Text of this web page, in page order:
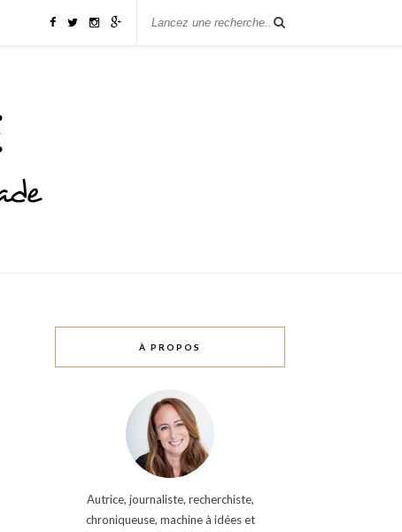
À PROPOS
Autrice, journaliste, recherchiste,
chroniqueuse, machine à idées et